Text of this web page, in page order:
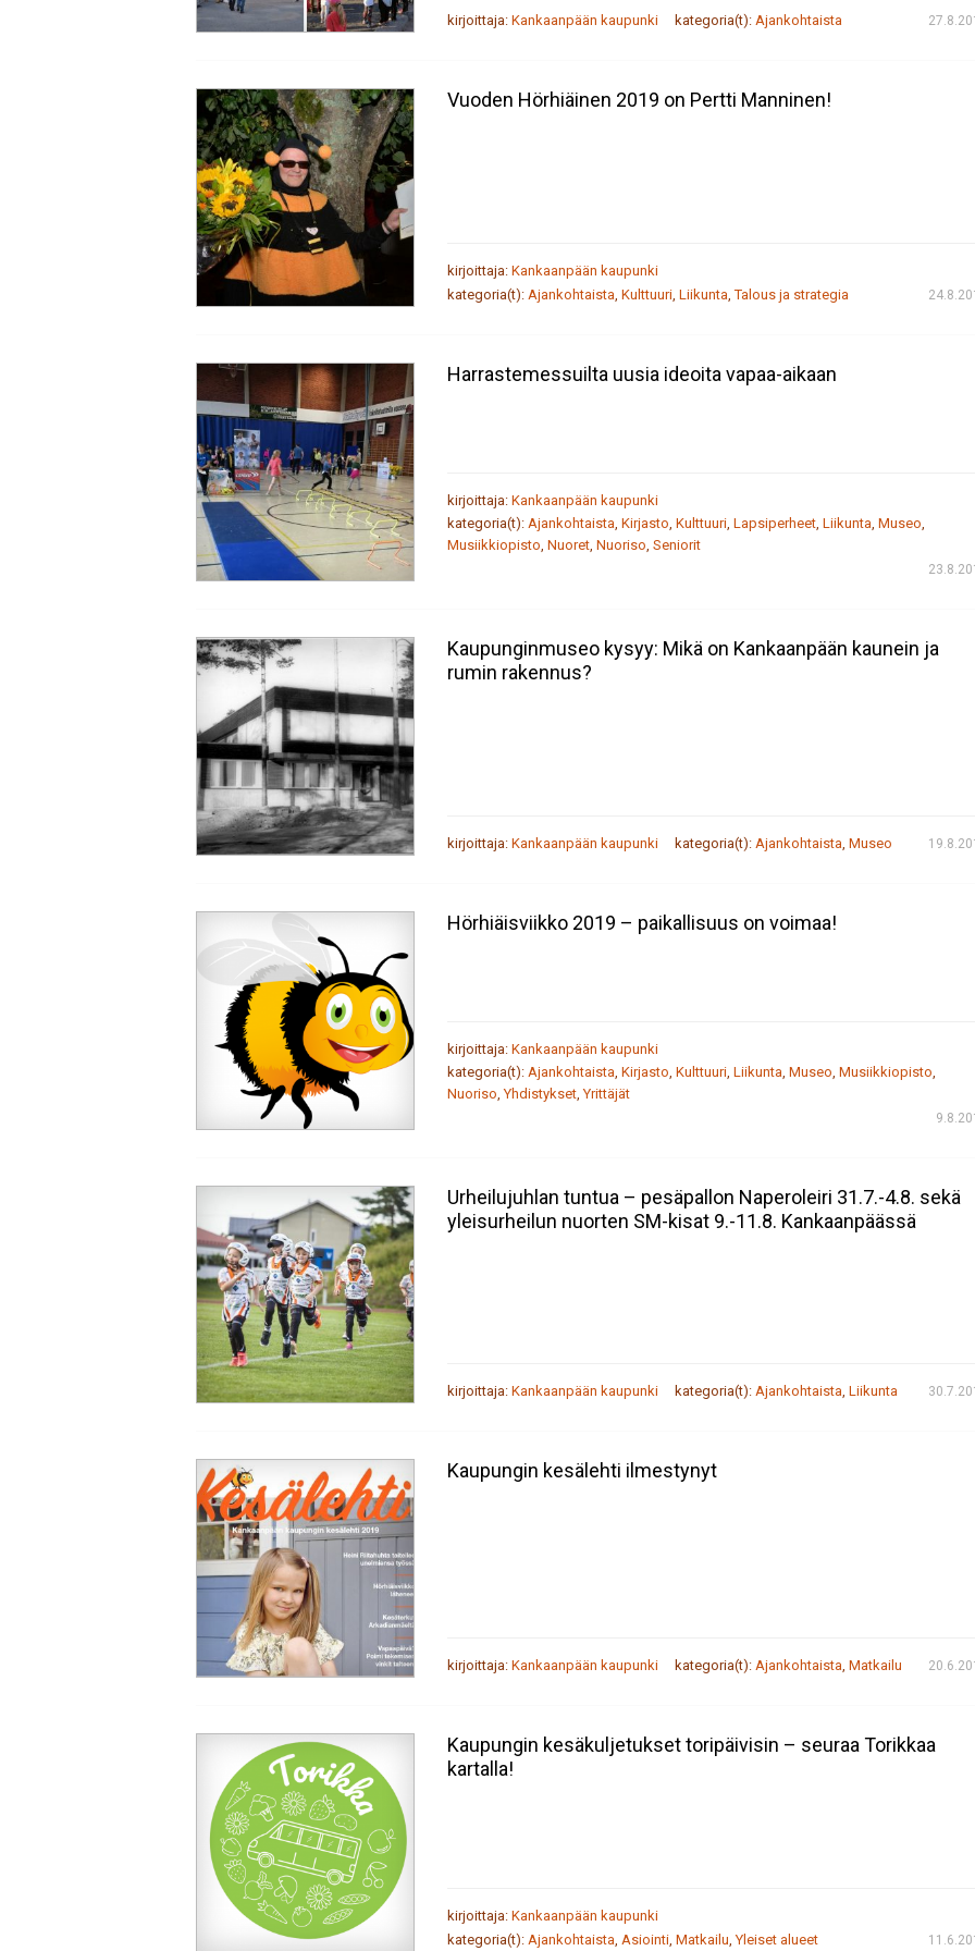
kirjoittaja: Kankaanpään kaupunki kategoria(t): Ajankohtaista
Vuoden Hörhiäinen 2019 on Pertti Manninen!
kirjoittaja: Kankaanpään kaupunki
kategoria(t): Ajankohtaista Kulttuuri, Liikunta ,Talous ja strategia
Harrastemessuilta uusia ideoita vapaa-aikaan
kirjoittaja: Kankaanpään kaupunki
kategoria(t): Ajankohtaista Kirjasto Kulttuuri, Lapsiperheet, Liikunta Museo
Musiikkiopisto Nuoret, Nuoriso Seniorit
Kaupunginmuseo kysyy: Mikä on Kankaanpään kaunein ja
rumin rakennus?
kirjoittaja: Kankaanpään kaupunki kategoria(t): Ajankohtaista Museo
Hörhiäisviikko 2019 – paikallisuus on voimaa!
kirjoittaja: Kankaanpään kaupunki
kategoria(t): Ajankohtaista Kirjasto Kulttuuri, Liikunta Museo Musiikkiopisto
Nuoriso ,Yhdistykset,Yrittäjät
Urheilujuhlan tuntua – pesäpallon Naperoleiri 31.7.-4.8. sekä
yleisurheilun nuorten SM-kisat 9.-11.8. Kankaanpäässä
kirjoittaja: Kankaanpään kaupunki kategoria(t): Ajankohtaista, Liikunta
Kaupungin kesälehti ilmestynyt
kirjoittaja: Kankaanpään kaupunki kategoria(t): Ajankohtaista, Matkailu
Kaupungin kesäkuljetukset toripäivisin – seuraa Torikkaa
kartalla!
kirjoittaja: Kankaanpään kaupunki
kategoria(t): Ajankohtaista, Asiointi, Matkailu,Yleiset alueet